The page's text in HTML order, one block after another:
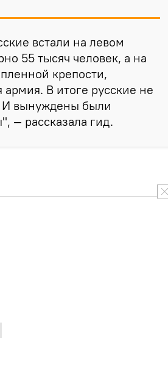
встали на левом
55 тысяч человек, а на
крепости,
армия. В итоге русские не
И вынуждены были
— рассказала гид.